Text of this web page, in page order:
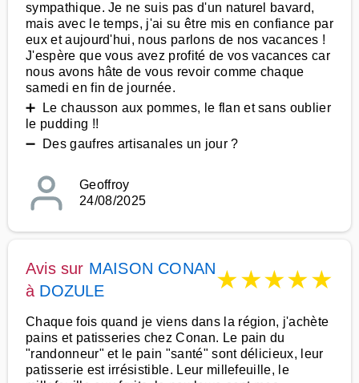
sympathique. Je ne suis pas d'un naturel bavard,
mais avec le temps, j'ai su être mis en confiance par
eux et aujourd'hui, nous parlons de nos vacances !
J'espère que vous avez profité de vos vacances car
nous avons hâte de vous revoir comme chaque
samedi en fin de journée.
➕ Le chausson aux pommes, le flan et sans oublier
le pudding !!
➖ Des gaufres artisanales un jour ?
Geoffroy
24/08/2025
Avis sur MAISON CONAN
à DOZULE ★★★★★
Chaque fois quand je viens dans la région, j'achète
pains et patisseries chez Conan. Le pain du
"randonneur" et le pain "santé" sont délicieux, leur
patisserie est irrésistible. Leur millefeuille, le